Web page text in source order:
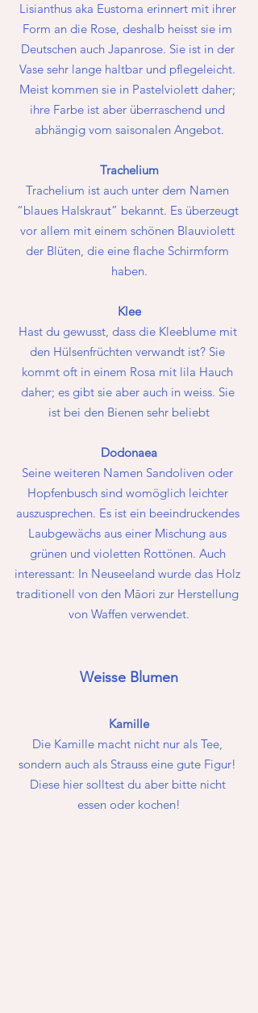
Lisianthus aka Eustoma erinnert mit ihrer
Form an die Rose, deshalb heisst sie im
Deutschen auch Japanrose. Sie ist in der
Vase sehr lange haltbar und pflegeleicht.
Meist kommen sie in Pastelviolett daher;
ihre Farbe ist aber überraschend und
abhängig vom saisonalen Angebot.
Trachelium
Trachelium ist auch unter dem Namen
“blaues Halskraut” bekannt. Es überzeugt
vor allem mit einem schönen Blauviolett
der Blüten, die eine flache Schirmform
haben.
Klee
Hast du gewusst, dass die Kleeblume mit
den Hülsenfrüchten verwandt ist? Sie
kommt oft in einem Rosa mit lila Hauch
daher; es gibt sie aber auch in weiss. Sie
ist bei den Bienen sehr beliebt
Dodonaea
Seine weiteren Namen Sandoliven oder
Hopfenbusch sind womöglich leichter
auszusprechen. Es ist ein beeindruckendes
Laubgewächs aus einer Mischung aus
grünen und violetten Rottönen. Auch
interessant: In Neuseeland wurde das Holz
traditionell von den Māori zur Herstellung
von Waffen verwendet.
Weisse Blumen
Kamille
Die Kamille macht nicht nur als Tee,
sondern auch als Strauss eine gute Figur!
Diese hier solltest du aber bitte nicht
essen oder kochen!